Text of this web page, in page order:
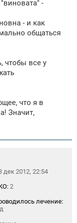
-
- и как
общаться
чтобы все у
что я в
Значит,
дек 2012, 22:54
2
лечение: